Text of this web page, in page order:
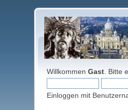
WillkommenGast . Bitte
Einloggen mit